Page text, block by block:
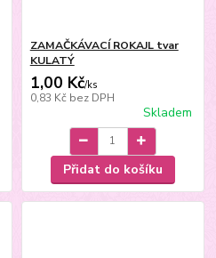
ZAMAČKÁVACÍ ROKAJL tvar
KULATÝ
1,00 Kč/ks
0,83 Kč bez DPH
Skladem
Přidat do košíku